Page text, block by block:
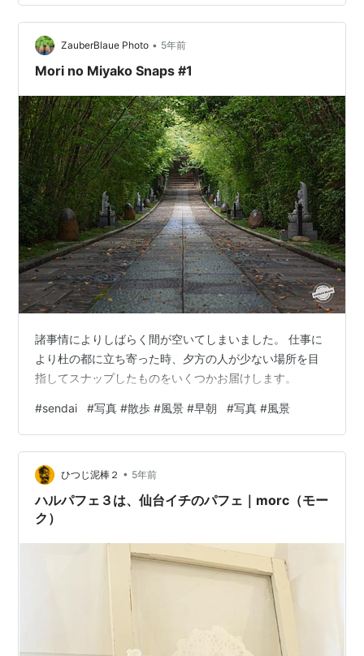
ZauberBlaue Photo • 5年前
Mori no Miyako Snaps #1
諸事情によりしばらく間が空いてしまいました。 仕事に
より杜の都に立ち寄った時、夕方の人が少ない場所を目
指してスナップしたものをいくつかお届けします。
#sendai #写真 #散歩 #風景 #早朝 #写真 #風景
ひつじ泥棒２ • 5年前
ハルパフェ３は、仙台イチのパフェ｜morc（モー
ク）